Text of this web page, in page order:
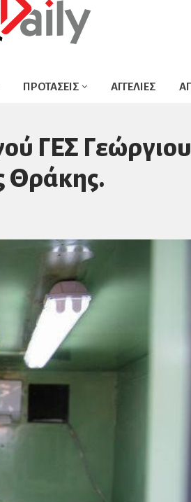
ΠΡΟΤΑΣΕΙΣ ΑΓΓΕΛΙΕΣ
ΓΕΣ Γεώργιου
Θράκης.